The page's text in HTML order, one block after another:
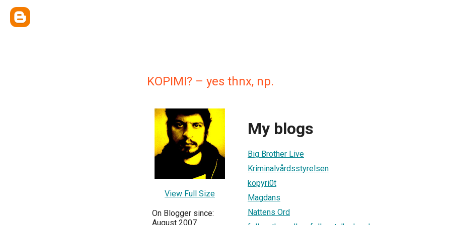
KOPIMI? – yes thnx, np.
View Full Size
On Blogger since:
August 2007
My blogs
Big Brother Live
Kriminalvårdsstyrelsen
kopyri0t
Magdans
Nattens Ord